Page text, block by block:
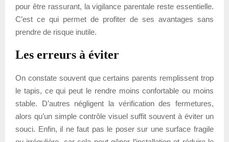
pour être rassurant, la vigilance parentale reste essentielle.
C’est ce qui permet de profiter de ses avantages sans
prendre de risque inutile.
Les erreurs à éviter
On constate souvent que certains parents remplissent trop
le tapis, ce qui peut le rendre moins confortable ou moins
stable. D’autres négligent la vérification des fermetures,
alors qu’un simple contrôle visuel suffit souvent à éviter un
souci. Enfin, il ne faut pas le poser sur une surface fragile